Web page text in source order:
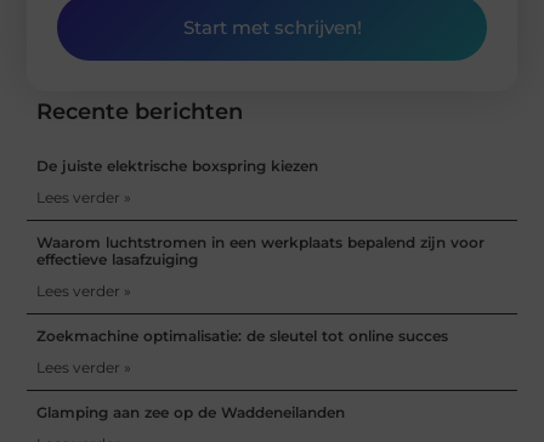
Recente berichten
De juiste elektrische boxspring kiezen
Lees verder »
Waarom luchtstromen in een werkplaats bepalend zijn voor
effectieve lasafzuiging
Lees verder »
Zoekmachine optimalisatie: de sleutel tot online succes
Lees verder »
Glamping aan zee op de Waddeneilanden
Start met schrijven!